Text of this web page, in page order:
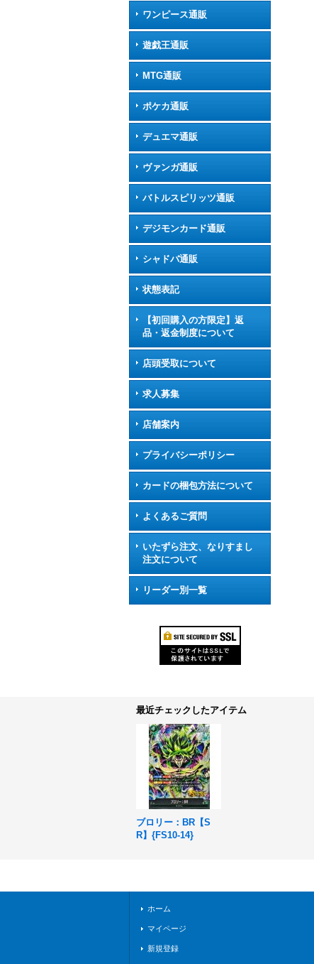
ワンピース通販
遊戯王通販
MTG通販
ポケカ通販
デュエマ通販
ヴァンガ通販
バトルスピリッツ通販
デジモンカード通販
シャドバ通販
状態表記
【初回購入の方限定】返
品・返金制度について
店頭受取について
求人募集
店舗案内
プライバシーポリシー
カードの梱包方法について
よくあるご質問
いたずら注文、なりすまし
注文について
リーダー別一覧
最近チェックしたアイテム
ブロリー：BR【S
R】{FS10-14}
ホーム
マイページ
新規登録